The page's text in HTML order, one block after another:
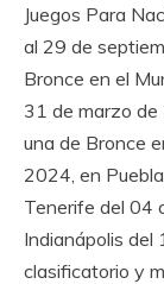
Juegos Para
al 29 de
Bronce en el
31 de marzo
una de Bronce
2024, en
Tenerife del 04
Indianápolis
clasificatorio y